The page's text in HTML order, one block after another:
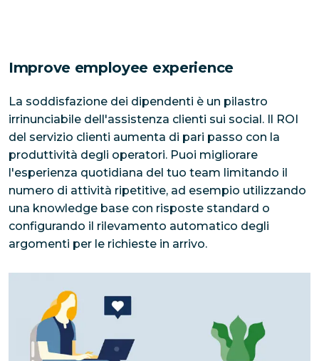
Improve employee experience
La soddisfazione dei dipendenti è un pilastro
irrinunciabile dell'assistenza clienti sui social. Il ROI
del servizio clienti aumenta di pari passo con la
produttività degli operatori. Puoi migliorare
l'esperienza quotidiana del tuo team limitando il
numero di attività ripetitive, ad esempio utilizzando
una knowledge base con risposte standard o
configurando il rilevamento automatico degli
argomenti per le richieste in arrivo.